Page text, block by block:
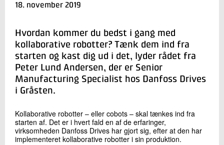
Send
18. november 2019
Hvordan kommer du bedst i gang med
kollaborative robotter? Tænk dem ind fra
starten og kast dig ud i det, lyder rådet fra
Peter Lund Andersen, der er Senior
Manufacturing Specialist hos Danfoss Drives
i Gråsten.
Kollaborative robotter – eller cobots – skal tænkes ind fra
starten af. Det er i hvert fald en af de erfaringer,
virksomheden Danfoss Drives har gjort sig, efter at den har
implementeret kollaborative robotter i sin produktion.